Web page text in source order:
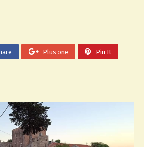
Plus one Pin It